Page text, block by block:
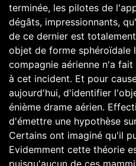
terminée, les pilotes de
dégâts, impressionnants,
de ce dernier est
objet de forme sphéroïdale
compagnie aérienne n'a
à cet incident. Et pour
aujourd'hui, d'identifier
énième drame aérien.
d'émettre une hypothèse
Certains ont imaginé qu'il
Evidemment cette théorie
puisqu'aucun de ces